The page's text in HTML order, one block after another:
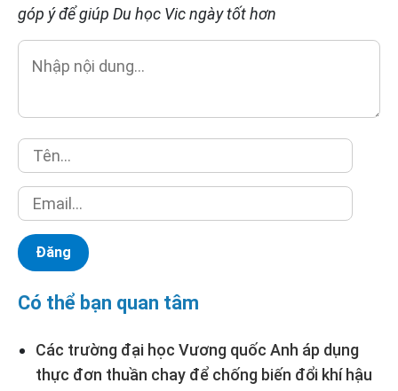
góp ý để giúp Du học Vic ngày tốt hơn
Có thể bạn quan tâm
Các trường đại học Vương quốc Anh áp dụng
thực đơn thuần chay để chống biến đổi khí hậu